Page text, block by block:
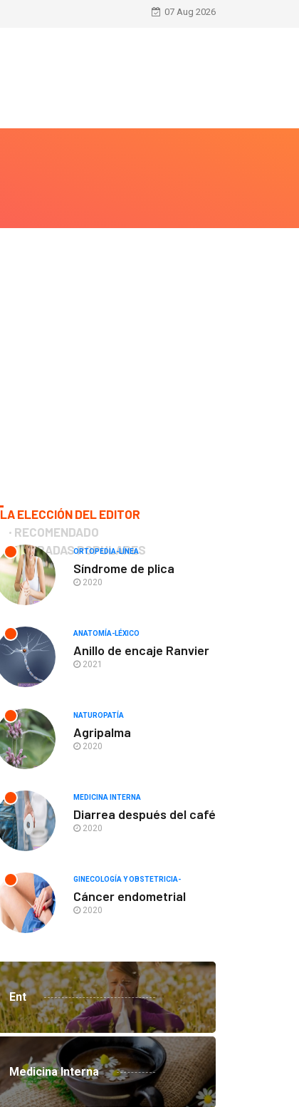
07 Aug 2026
LA ELECCIÓN DEL EDITOR
RECOMENDADO
ENTRADAS POPULARES
ORTOPEDIA-LÍNEA
Síndrome de plica
2020
ANATOMÍA-LÉXICO
Anillo de encaje Ranvier
2021
NATUROPATÍA
Agripalma
2020
MEDICINA INTERNA
Diarrea después del café
2020
GINECOLOGÍA Y OBSTETRICIA-
Cáncer endometrial
2020
Ent
Medicina Interna